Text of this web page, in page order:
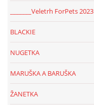
_______Veletrh ForPets 2023
BLACKIE
NUGETKA
MARUŠKA A BARUŠKA
ŽANETKA